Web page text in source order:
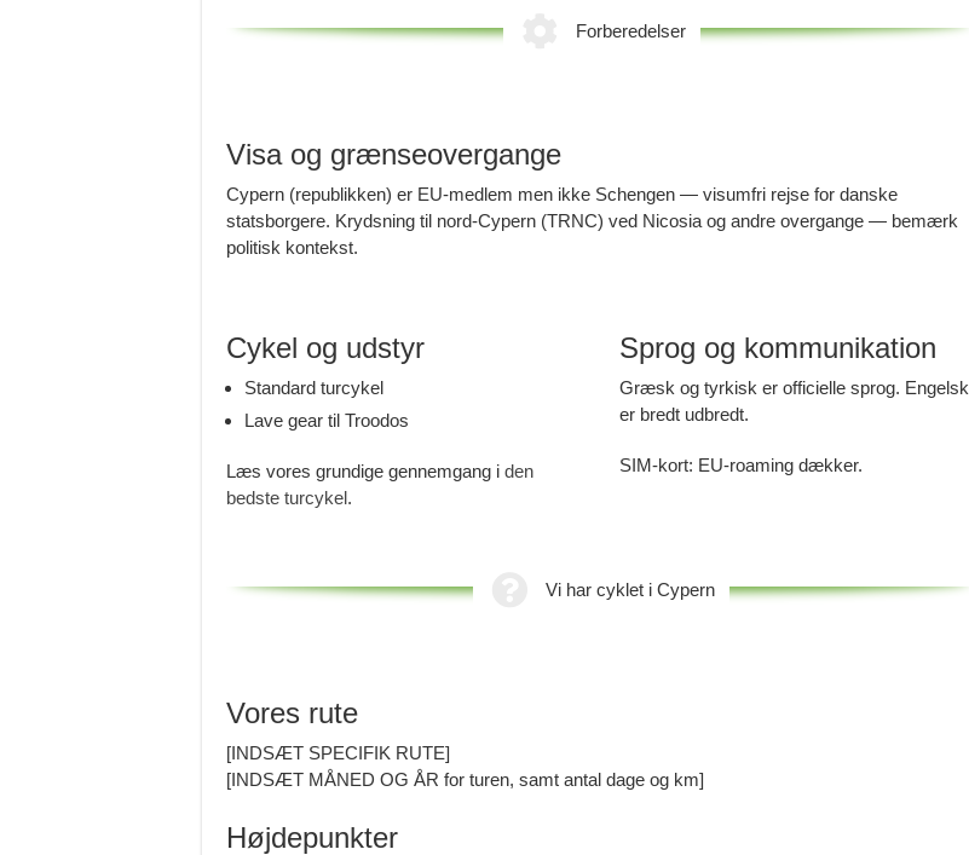
Forberedelser
Visa og grænseovergange
Cypern (republikken) er EU-medlem men ikke Schengen — visumfri rejse for danske
statsborgere. Krydsning til nord-Cypern (TRNC) ved Nicosia og andre overgange — bemærk
politisk kontekst.
Cykel og udstyr
Standard turcykel
Lave gear til Troodos
Læs vores grundige gennemgang i den
bedste turcykel.
Sprog og kommunikation
Græsk og tyrkisk er officielle sprog. Engelsk
er bredt udbredt.
SIM-kort: EU-roaming dækker.
Vi har cyklet i Cypern
Vores rute
[INDSÆT SPECIFIK RUTE]
[INDSÆT MÅNED OG ÅR for turen, samt antal dage og km]
Højdepunkter